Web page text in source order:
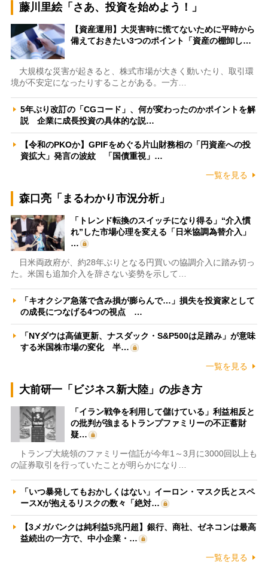
藤川里絵「さあ、投資を始めよう！」
【資産運用】大災害時に慌てないために平時から
備えておきたい3つのポイント「資産の棚卸し…
大規模な災害が起きると、株式市場が大きく動いたり、取引環
境が不安定になったりすることがある。一方…
5年ぶり改訂の「CGコード」、何が変わったのかポイントを解
説 企業に成長投資の具体的な説…
【令和のPKOか】GPIFをめぐる片山財務相の「円資産への投
資拡大」発言の波紋 「国債重視」…
一覧を見る
森口亮「まるわかり市況分析」
「トレンド転換のスイッチになり得る」“介入慣
れ”した市場心理を変える「日米協調為替介入」
…
日米両政府が、約28年ぶりとなる円買いの協調介入に踏み切っ
た。米国も追加介入を辞さない姿勢を示して…
「キオクシア急落で含み損が膨らんで…」損失を投資家として
の成長につなげる4つの視点 …
「NYダウは高値更新、ナスダック・S&P500は足踏み」が意味
する米国株市場の変化 半…
一覧を見る
大前研一「ビジネス新大陸」の歩き方
「イラン戦争を利用して儲けている」利益相反と
の批判が強まるトランプファミリーの不正蓄財
疑…
トランプ大統領のファミリー信託が今年1～3月に3000回以上も
の証券取引を行っていたことが明らかになり…
「いつ暴発してもおかしくはない」イーロン・マスク氏とスペ
ースXが抱えるリスクの数々「絶対…
【3メガバンクは純利益5兆円超】銀行、商社、ゼネコンは最高
益続出の一方で、中小企業・…
一覧を見る